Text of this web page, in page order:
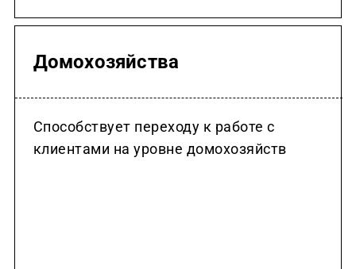
Домохозяйства
Способствует переходу к работе с
клиентами на уровне домохозяйств